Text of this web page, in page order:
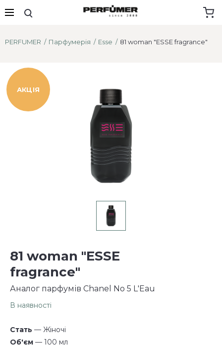
PERFUMER Парфумерія Esse 81 woman "ESSE fragrance"
АКЦІЯ
81 woman "ESSE
fragrance"
Аналог парфумів Chanel No 5 L'Eau
В наявності
Стать
— Жіночі
Об'єм
— 100 мл